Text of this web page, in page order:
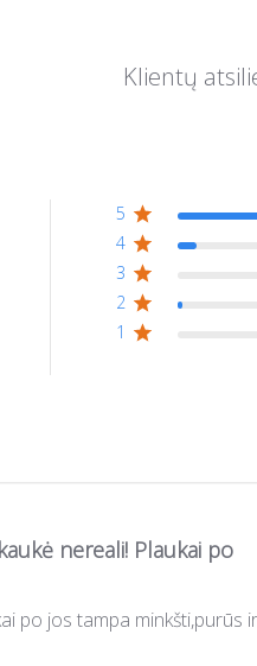
5
4
3
2
1
nereali! Plaukai po
po jos tampa minkšti,purūs